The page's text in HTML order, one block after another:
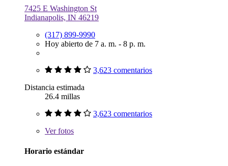
7425 E Washington St
Indianapolis, IN 46219
(317) 899-9990
Hoy abierto de 7 a. m. - 8 p. m.
3,623 comentarios
Distancia estimada
26.4 millas
3,623 comentarios
Verfotos
Horario estándar